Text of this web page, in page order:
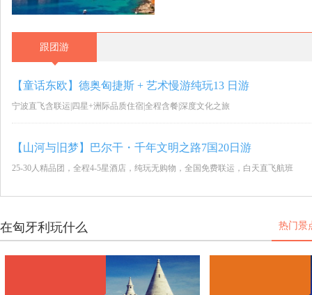
跟团游
【童话东欧】德奥匈捷斯 + 艺术慢游纯玩13 日游
宁波直飞含联运|四星+洲际品质住宿|全程含餐|深度文化之旅
【山河与旧梦】巴尔干・千年文明之路7国20日游
25-30人精品团，全程4-5星酒店，纯玩无购物，全国免费联运，白天直飞航班
在匈牙利玩什么 热门景